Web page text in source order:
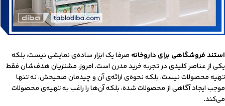
استند فروشگاهی برای داروخانه صرفا یک ابزار ساده‌ی نمایشی نیست، بلکه
یکی از عناصر کلیدی در تجربه خرید مدرن است. امروز، مشتریان هدف‌شان فقط
تهیه محصولات نیست، بلکه نحوه‌ی ارائه‌ی آن و چیدمان صحیحش، نه تنها
موجب ایجاد آگاهی از محصولات شده، بلکه آن‌ها را راغب به تهیه‌ی محصولات
می‌کند.